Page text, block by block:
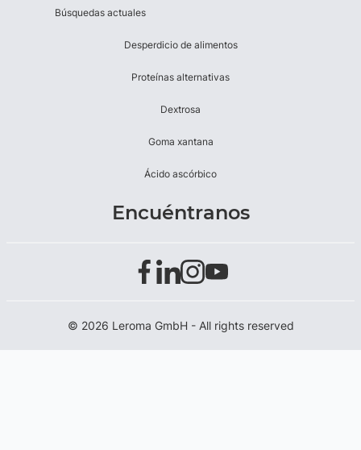
Búsquedas actuales
Desperdicio de alimentos
Proteínas alternativas
Dextrosa
Goma xantana
Ácido ascórbico
Encuéntranos
© 2026 Leroma GmbH - All rights reserved